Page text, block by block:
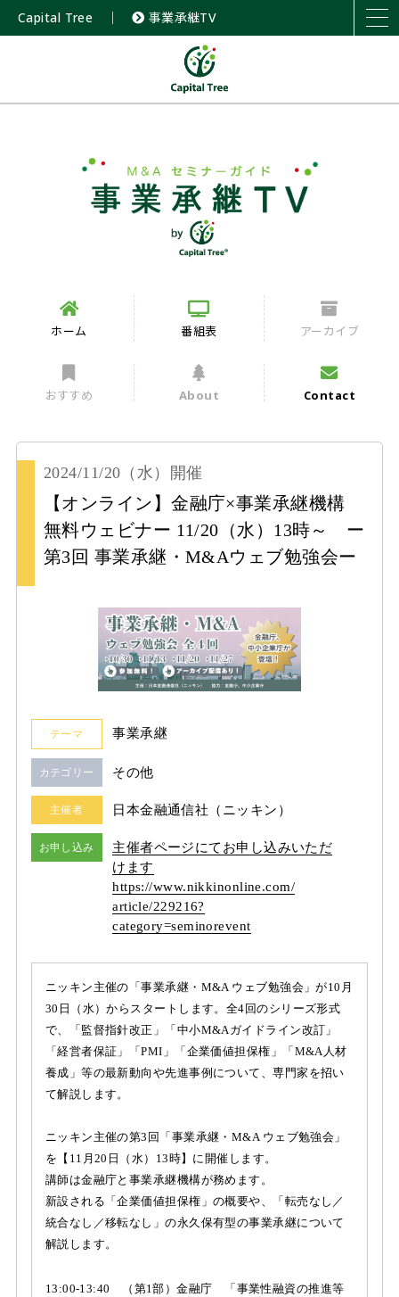
Capital Tree ｜ 事業承継TV
ホーム 番組表 アーカイブ
おすすめ About Contact
2024/11/20 （水） 開催
【オンライン】金融庁×事業承継機構
無料ウェビナー 11/20（水）13時～ ー
第3回 事業承継・M&Aウェブ勉強会ー
カテゴリー その他
テーマ 事業承継
主催者 日本金融通信社（ニッキン）
お申し込み
主催者ページにてお申し込みいただ
けます
https://www.nikkinonline.com/
article/229216?
category=seminorevent
ニッキン主催の「事業承継・M&A ウェブ勉強会」が10月
30日（水）からスタートします。全4回のシリーズ形式
で、「監督指針改正」「中小M&Aガイドライン改訂」
「経営者保証」「PMI」「企業価値担保権」「M&A人材
養成」等の最新動向や先進事例について、専門家を招い
て解説します。
ニッキン主催の第3回「事業承継・M&A ウェブ勉強会」
を【11月20日（水）13時】に開催します。
講師は金融庁と事業承継機構が務めます。
新設される「企業価値担保権」の概要や、「転売なし／
統合なし／移転なし」の永久保有型の事業承継について
解説します。
13:00-13:40 （第1部）金融庁 「事業性融資の推進等